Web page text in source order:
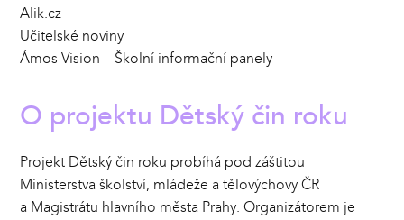
Alik.cz
Učitelské noviny
Ámos Vision – Školní informační panely
O projektu Dětský čin roku
Projekt Dětský čin roku probíhá pod záštitou
Ministerstva školství, mládeže a tělovýchovy ČR
a Magistrátu hlavního města Prahy. Organizátorem je